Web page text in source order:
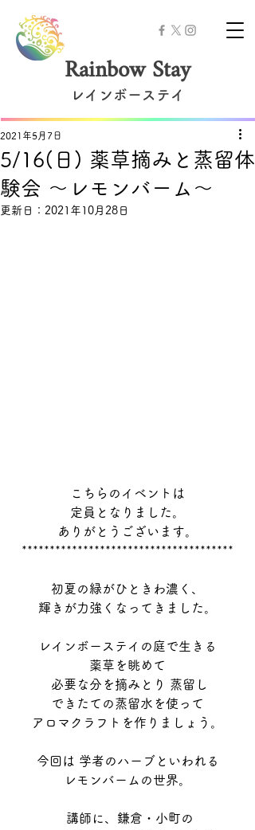
Rainbow Stay
レインボーステイ
5/16(日) 薬草摘みと蒸留体
験会 ～レモンバーム～
2021年5月7日
更新日： 2021年10月28日
こちらのイベントは
定員となりました。
ありがとうございます。
**************************************
初夏の緑がひときわ濃く、
輝きが力強くなってきました。
レインボーステイの庭で生きる
薬草を眺めて
必要な分を摘みとり 蒸留し
できたての蒸留水を使って
アロマクラフトを作りましょう。
今回は 学者のハーブといわれる
レモンバームの世界。
講師に、鎌倉・小町の